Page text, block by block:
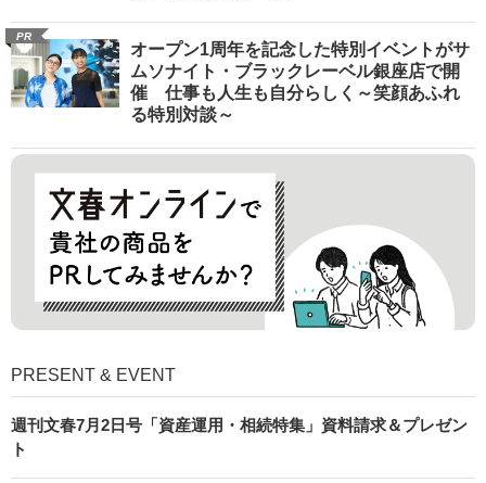
PR
オープン1周年を記念した特別イベントがサ
ムソナイト・ブラックレーベル銀座店で開
催 仕事も人生も自分らしく～笑顔あふれ
る特別対談～
PRESENT & EVENT
週刊文春7月2日号「資産運用・相続特集」資料請求＆プレゼン
ト